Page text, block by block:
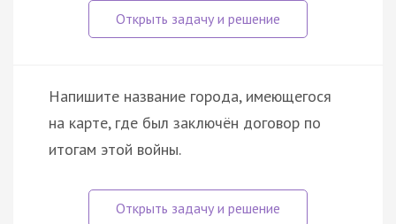
Напишите название города, имеющегося
на карте, где был заключён договор по
итогам этой войны.